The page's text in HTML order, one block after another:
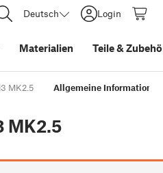
Deutsch Login
Materialien Teile&
MK2.5 Allgemeine Informationen
MK2.5